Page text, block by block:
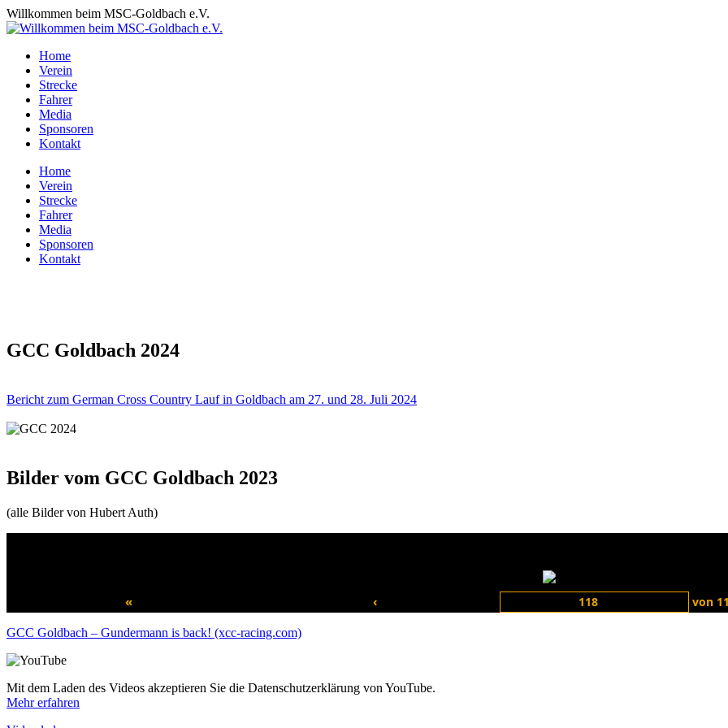
Zum
Inhalt
Willkommen beim MSC-Goldbach e.V.
Home
Verein
Strecke
Fahrer
Media
Sponsoren
Kontakt
Home
Verein
Strecke
Fahrer
Media
Sponsoren
Kontakt
GCC Goldbach 2024
Bericht zum German Cross Country Lauf in Goldbach am 27. und 28. Juli 2024
Bilder vom GCC Goldbach 2023
(alle Bilder von Hubert Auth)
« ‹ von
GCC Goldbach – Gundermann is back! (xcc-racing.com)
Mit dem Laden des Videos akzeptieren Sie die Datenschutzerklärung von YouTube.
Mehr erfahren